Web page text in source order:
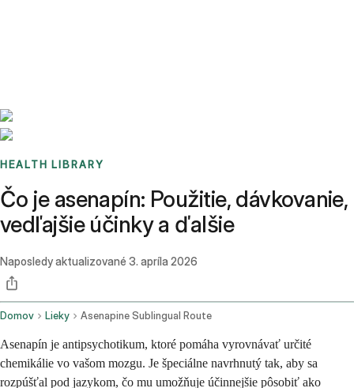
HEALTH LIBRARY
Čo je asenapín: Použitie, dávkovanie,
vedľajšie účinky a ďalšie
Naposledy aktualizované 3. apríla 2026
Domov Lieky Asenapine Sublingual Route
Asenapín je antipsychotikum, ktoré pomáha vyrovnávať určité
chemikálie vo vašom mozgu. Je špeciálne navrhnutý tak, aby sa
rozpúšťal pod jazykom, čo mu umožňuje účinnejšie pôsobiť ako